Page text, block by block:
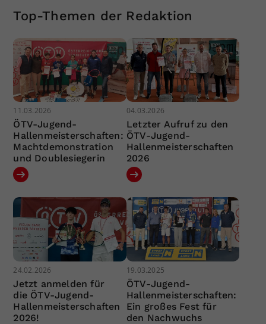
Top-Themen der Redaktion
11.03.2026
ÖTV-Jugend-
Hallenmeisterschaften:
Machtdemonstration
und Doublesiegerin
04.03.2026
Letzter Aufruf zu den
ÖTV-Jugend-
Hallenmeisterschaften
2026
24.02.2026
Jetzt anmelden für
die ÖTV-Jugend-
Hallenmeisterschaften
2026!
19.03.2025
ÖTV-Jugend-
Hallenmeisterschaften:
Ein großes Fest für
den Nachwuchs